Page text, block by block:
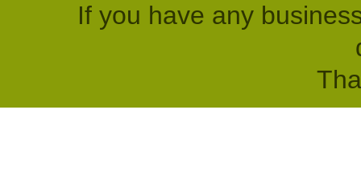
If you have any